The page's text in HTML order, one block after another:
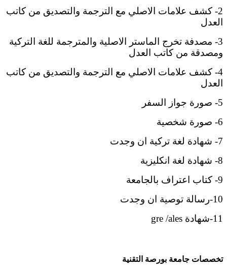
2- كشف علامات الاصلي مع الترجمة والتصديق من كاتب
العدل
3- مصدفة تخرج الماستر الاصلية والمترجمة للغة التركية
ومصدقة من كاتب العدل
4- كشف علامات الاصلي مع الترجمة والتصديق من كاتب
العدل
5- صورة جواز السفر
6- صورة شخصية
7- شهادة لغة تركية ان وجدت
8- شهادة لغة انكليزية
9- كتاب اعتراف بالجامعة
10-رسالة توصية ان وجدت
11-شهادة gre /ales
تخصصات جامعة بورصة التقنية